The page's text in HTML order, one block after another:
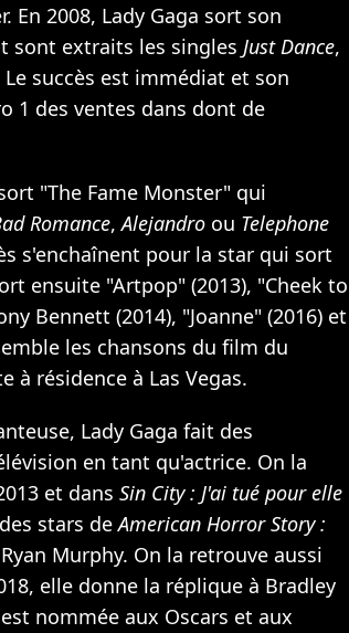
En 2008, Lady Gaga sort son
sont extraits les singles Just Dance,
Le succès est immédiat et son
1 des ventes dans dont de
"The Fame Monster" qui
Romance,Alejandro ou Telephone
s'enchaînent pour la star qui sort
ensuite "Artpop" (2013), "Cheek to
Bennett (2014), "Joanne" (2016) et
les chansons du film du
à résidence à Las Vegas.
Lady Gaga fait des
en tant qu'actrice. On la
et dans Sin City : J'ai tué pour elle
stars deAmerican Horror Story :
Murphy. On la retrouve aussi
elle donne la réplique à Bradley
nommée aux Oscars et aux